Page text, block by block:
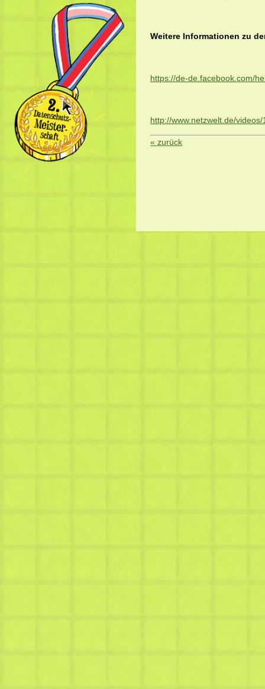
Weitere Informationen zu
https://de-de.facebook.com/
http://www.netzwelt.de/
« zurück